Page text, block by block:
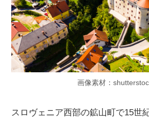
画像素材：
スロヴェニア西部の鉱山町で15世